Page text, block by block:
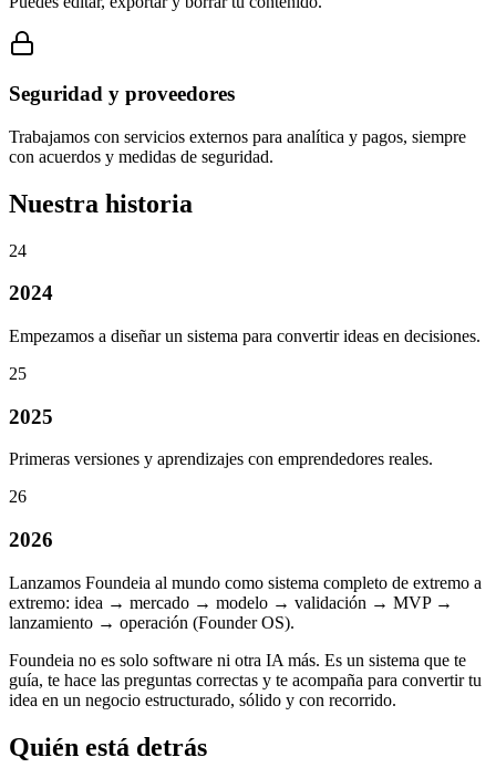
Seguridad y proveedores
Trabajamos con servicios externos para analítica y pagos, siempre
con acuerdos y medidas de seguridad.
Nuestra historia
24
2024
Empezamos a diseñar un sistema para convertir ideas en decisiones.
25
2025
Primeras versiones y aprendizajes con emprendedores reales.
26
2026
Lanzamos Foundeia al mundo como sistema completo de extremo a
extremo: idea → mercado → modelo → validación → MVP →
lanzamiento → operación (Founder OS).
Foundeia no es solo software ni otra IA más. Es un sistema que te
guía, te hace las preguntas correctas y te acompaña para convertir tu
idea en un negocio estructurado, sólido y con recorrido.
Quién está detrás